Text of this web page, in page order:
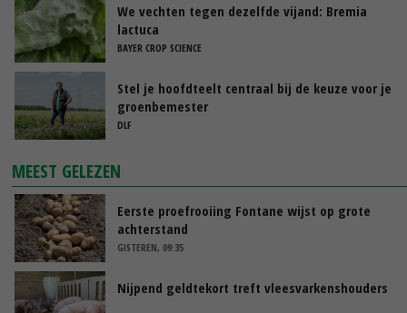
We vechten tegen dezelfde vijand: Bremia
lactuca
BAYER CROP SCIENCE
Stel je hoofdteelt centraal bij de keuze voor je
groenbemester
DLF
MEEST GELEZEN
Eerste proefrooiing Fontane wijst op grote
achterstand
GISTEREN, 09:35
Nijpend geldtekort treft vleesvarkenshouders